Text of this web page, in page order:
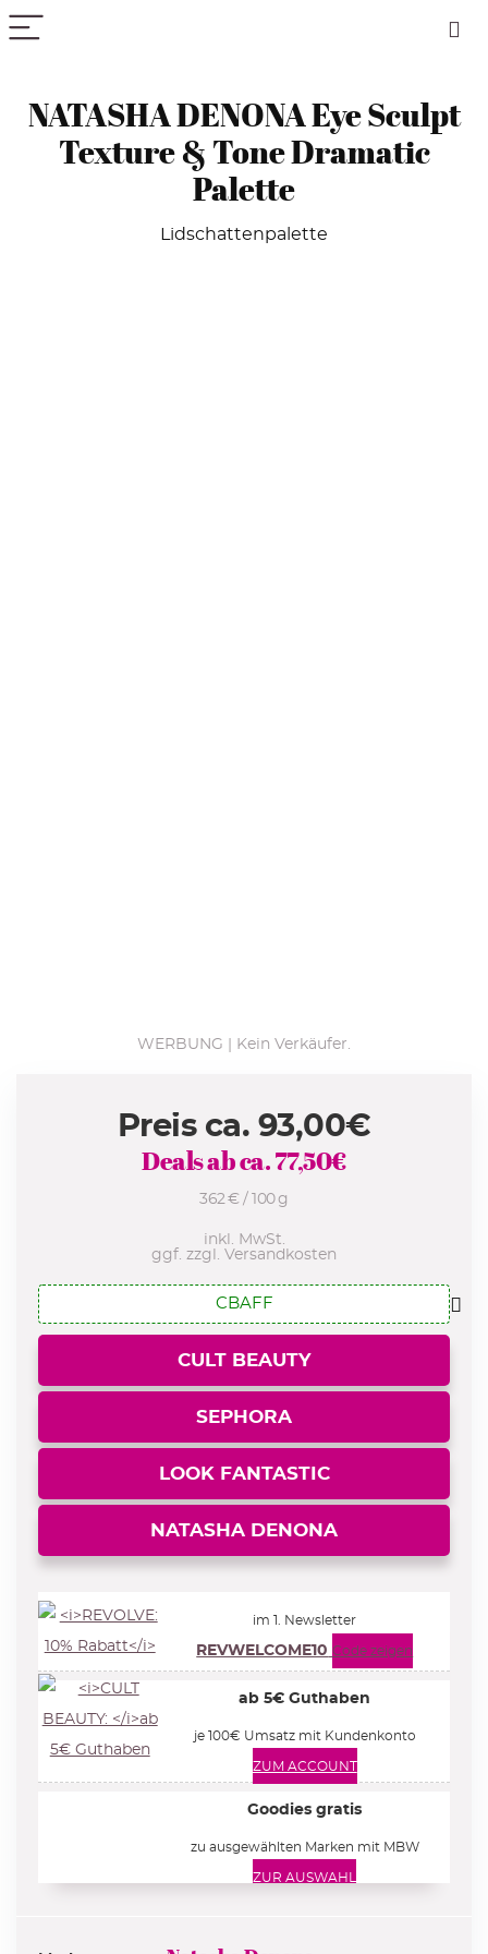
NATASHA DENONA Eye Sculpt
Texture & Tone Dramatic
Palette
Lidschattenpalette
WERBUNG | Kein Verkäufer.
Preis ca. 93,00€
Deals ab ca.77,50€
362 € / 100 g
inkl. MwSt.
ggf. zzgl. Versandkosten
CBAFF
CULT BEAUTY
SEPHORA
LOOK FANTASTIC
NATASHA DENONA
im 1. Newsletter
REVWELCOME10 Code zeigen
ab 5€ Guthaben
je 100€ Umsatz mit Kundenkonto
ZUM ACCOUNT
Goodies gratis
zu ausgewählten Marken mit MBW
ZUR AUSWAHL